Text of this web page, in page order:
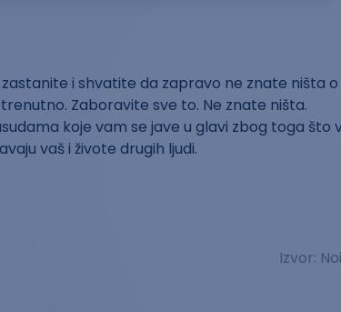
i shvatite da zapravo ne znate ništa o
Zaboravite sve to. Ne znate ništa.
koje vam se jave u glavi zbog toga što
vaš i živote drugih ljudi.
Izvor: